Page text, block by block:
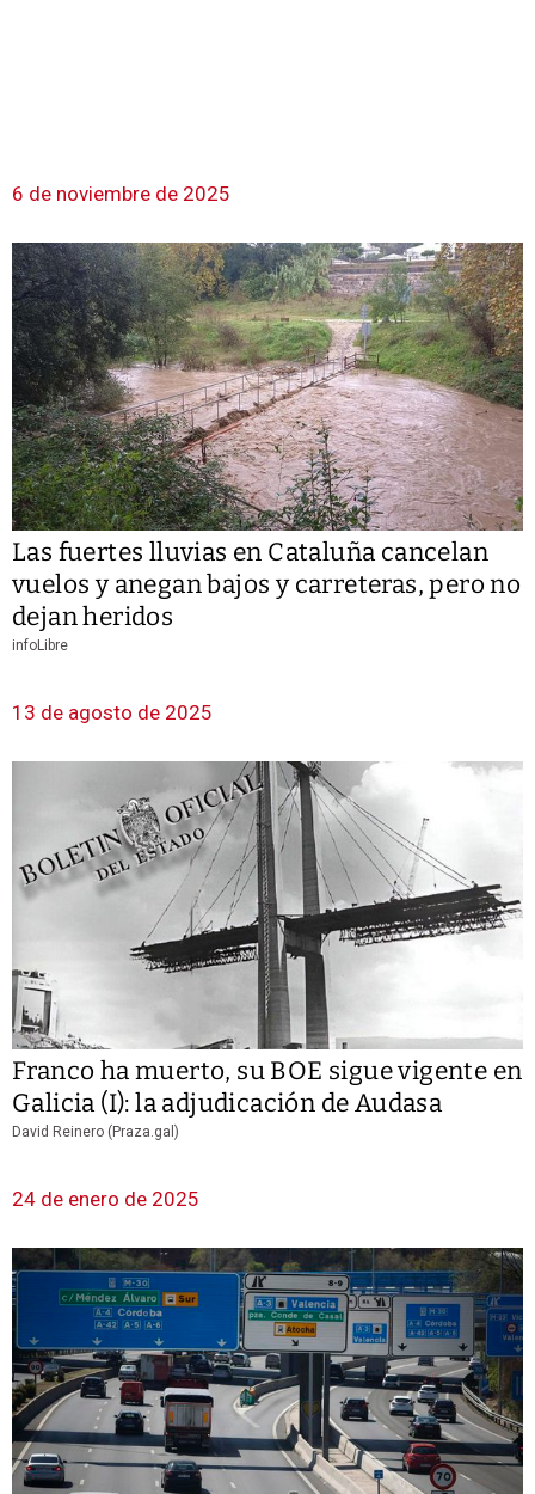
6 de noviembre de 2025
Las fuertes lluvias en Cataluña cancelan
vuelos y anegan bajos y carreteras, pero no
dejan heridos
infoLibre
13 de agosto de 2025
Franco ha muerto, su BOE sigue vigente en
Galicia (I): la adjudicación de Audasa
David Reinero (Praza.gal)
24 de enero de 2025